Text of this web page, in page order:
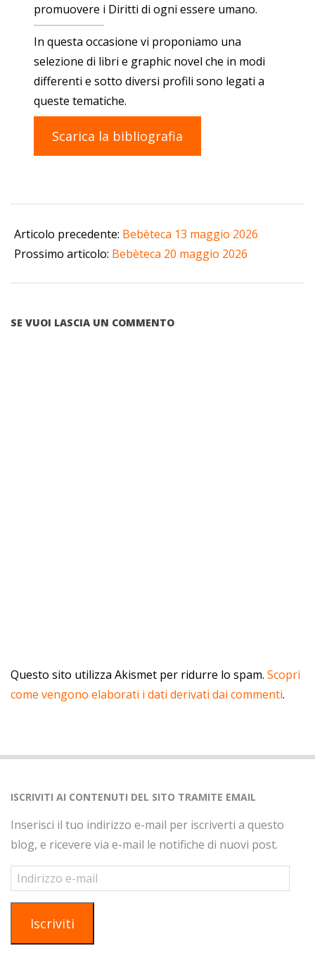
promuovere i Diritti di ogni essere umano.
In questa occasione vi proponiamo una
selezione di libri e graphic novel che in modi
differenti e sotto diversi profili sono legati a
queste tematiche.
Scarica la bibliografia
05-
11
Articolo precedente: Bebèteca 13 maggio 2026
Prossimo articolo: Bebèteca 20 maggio 2026
SE VUOI LASCIA UN COMMENTO
Questo sito utilizza Akismet per ridurre lo spam. Scopri
come vengono elaborati i dati derivati dai commenti.
ISCRIVITI AI CONTENUTI DEL SITO TRAMITE EMAIL
Inserisci il tuo indirizzo e-mail per iscriverti a questo
blog, e ricevere via e-mail le notifiche di nuovi post.
Indirizzo
e-
mail
Iscriviti